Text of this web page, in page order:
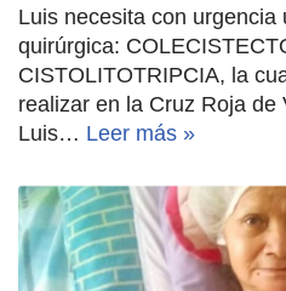
Luis necesita con urgencia
quirúrgica:
CISTOLITOTRIPCIA, la
realizar en la Cruz Roja de
Luis… Leer más »